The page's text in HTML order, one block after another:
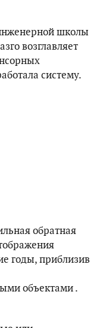
школы
возглавляет
систему.
обратная
годы, приблизив
объектами .